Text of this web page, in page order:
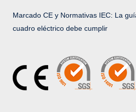
Marcado CE y Normativas IEC: La
cuadro eléctrico debe cumplir